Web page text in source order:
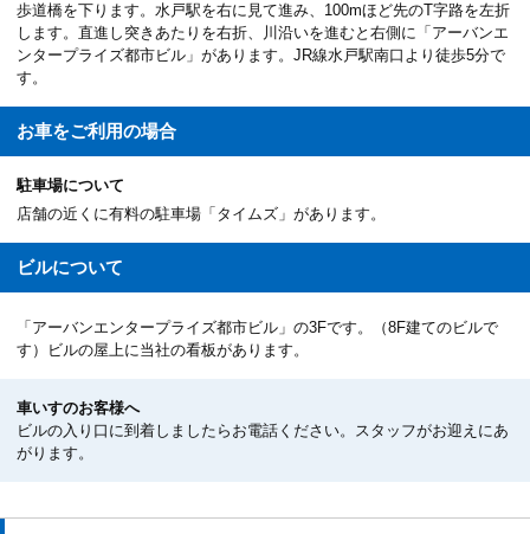
歩道橋を下ります。水戸駅を右に見て進み、100mほど先のT字路を左折
します。直進し突きあたりを右折、川沿いを進むと右側に「アーバンエ
ンタープライズ都市ビル」があります。JR線水戸駅南口より徒歩5分で
す。
お車をご利用の場合
駐車場について
店舗の近くに有料の駐車場「タイムズ」があります。
ビルについて
「アーバンエンタープライズ都市ビル」の3Fです。（8F建てのビルで
す）ビルの屋上に当社の看板があります。
車いすのお客様へ
ビルの入り口に到着しましたらお電話ください。スタッフがお迎えにあ
がります。